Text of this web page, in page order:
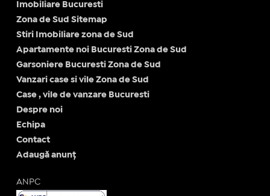
Imobiliare Bucuresti
Zona de Sud Sitemap
Stiri Imobiliare zona de Sud
Apartamente noi Bucuresti Zona de Sud
Garsoniere Bucuresti Zona de Sud
Vanzari case si vile Zona de Sud
Case , vile de vanzare Bucuresti
Despre noi
Echipa
Contact
Adaugă anunț
ANPC